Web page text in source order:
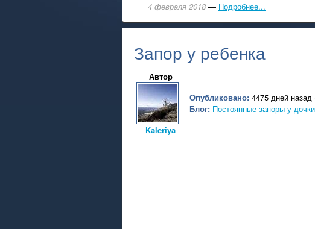
4 февраля 2018 — Подробнее...
Запор у ребенка
Автор
Kaleriya
Опубликовано: 4475 дней
Блог: Постоянные запоры у дочки